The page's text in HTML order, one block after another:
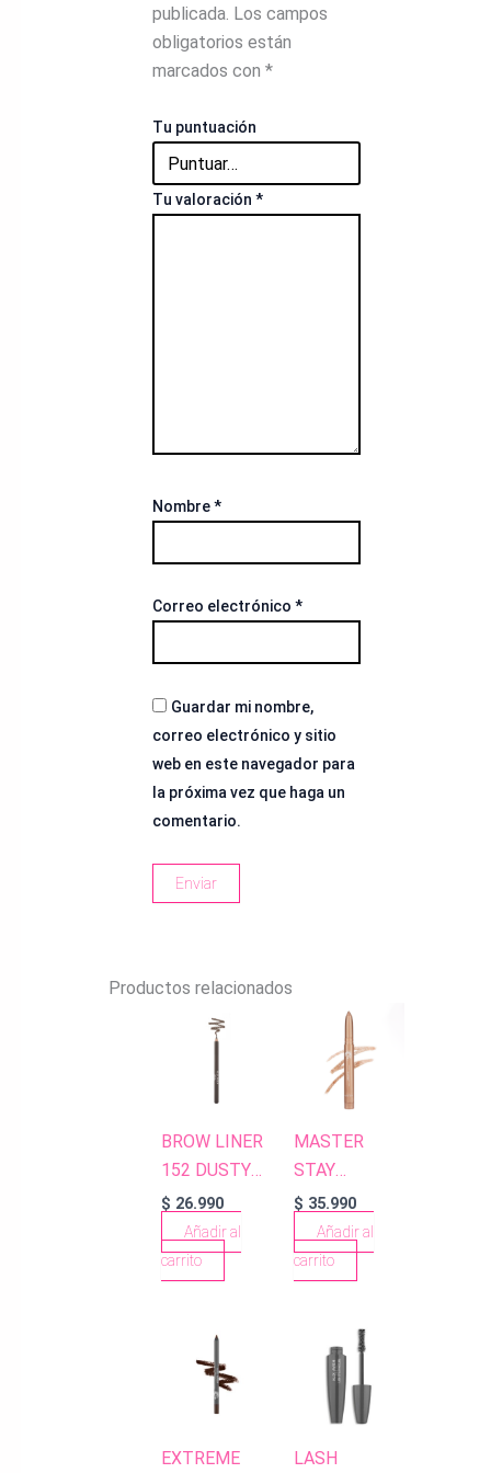
publicada. Los campos
obligatorios están
marcados con *
Tu puntuación
Tu valoración *
Nombre*
Correo electrónico *
Guardar mi nombre,
correo electrónico y sitio
web en este navegador para
la próxima vez que haga un
comentario.
Productos relacionados
BROW LINER
152 DUSTY
BROWN
$ 26.990
Añadir al
carrito
MASTER
STAY
EYESHADOW
PENCIL 02
LUSTER
BEIGE
$ 35.990
Añadir al
carrito
EXTREME
LASH